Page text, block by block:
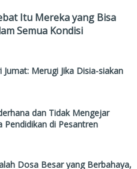
Itu Mereka yang Bisa
Semua Kondisi
Merugi Jika Disia-siakan
dan Tidak Mengejar
Pendidikan di Pesantren
Dosa Besar yang Berbahaya,